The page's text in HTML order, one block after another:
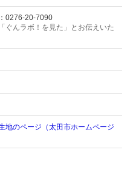
0276-20-7090
ぐんラボ！を見た」とお伝えいた
地のページ（太田市ホームページ